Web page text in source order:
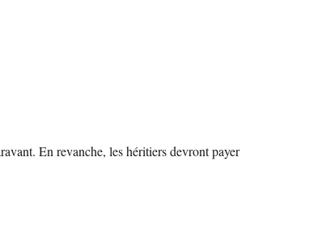
En revanche, les héritiers devront payer